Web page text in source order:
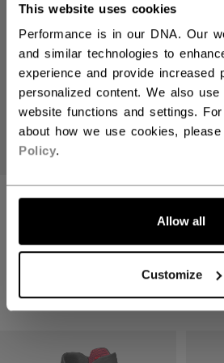
This website uses cookies
Performance is in our DNA. Our
and similar technologies to
experience and provide increased
personalized content. We also
website functions and settings.
about how we use cookies,
Policy.
Allow all
Customize
NEXT